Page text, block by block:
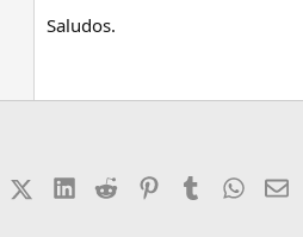
Saludos.
FacebookX (Twitter)
LinkedIn
Reddit PinterestTumblr